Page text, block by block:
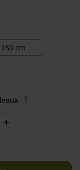
150 cm